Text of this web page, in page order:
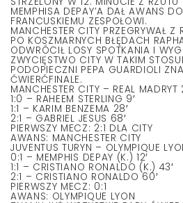
MEMPHISA DEPAY’A DAŁ AWANS
FRANCUSKIEMU ZESPOŁOWI.
MANCHESTER CITY PRZEGRYWAŁ Z
PO KOSZMARNYCH BŁĘDACH
ODWRÓCIŁ LOSY SPOTKANIA I
ZWYCIĘSTWO CITY W TAKIM
PODOPIECZNI PEPA GUARDIOLI
ĆWIERĆFINALE.
MANCHESTER CITY – REAL MADRYT
1:0 – RAHEEM STERLING 9′
1:1 – KARIM BENZEMA 28′
2:1 – GABRIEL JESUS 68′
PIERWSZY MECZ: 2:1 DLA CITY
AWANS: MANCHESTER CITY
JUVENTUS TURYN – OLYMPIQUE
0:1 – MEMPHIS DEPAY (K.) 12′
1:1 – CRISTIANO RONALDO (K.) 43′
2:1 – CRISTIANO RONALDO 60′
PIERWSZY MECZ: 0:1
AWANS: OLYMPIQUE LYON